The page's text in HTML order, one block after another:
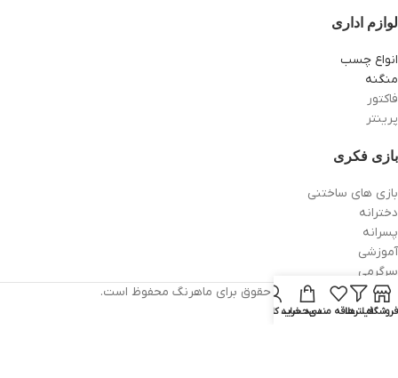
لوازم اداری
انواع چسب
منگنه
فاکتور
پرینتر
بازی فکری
بازی های ساختنی
دخترانه
پسرانه
آموزشی
سرگرمی
تمام حقوق برای ماهرنگ محفوظ است.
فروشگاهفیلترهاعلاقه مندیسبد خرید
حساب کاربری من